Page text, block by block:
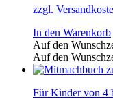
zzgl.
In den Warenkorb
Auf den
Auf den
Für Kinder von 4